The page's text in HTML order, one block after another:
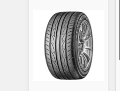
605.70 lei.